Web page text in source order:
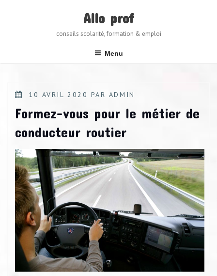
Allo prof
conseils scolarité, formation & emploi
Menu
POSTED
10 AVRIL 2020 PAR ADMIN
Formez-vous pour le métier de
conducteur routier